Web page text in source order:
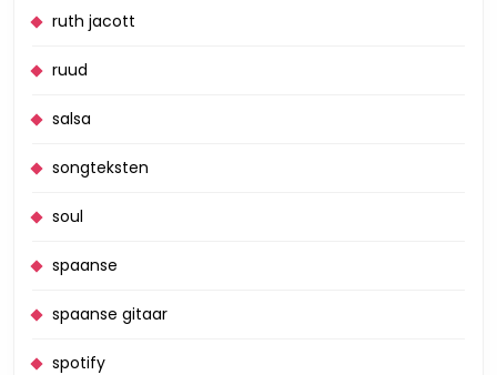
ruth jacott
ruud
salsa
songteksten
soul
spaanse
spaanse gitaar
spotify